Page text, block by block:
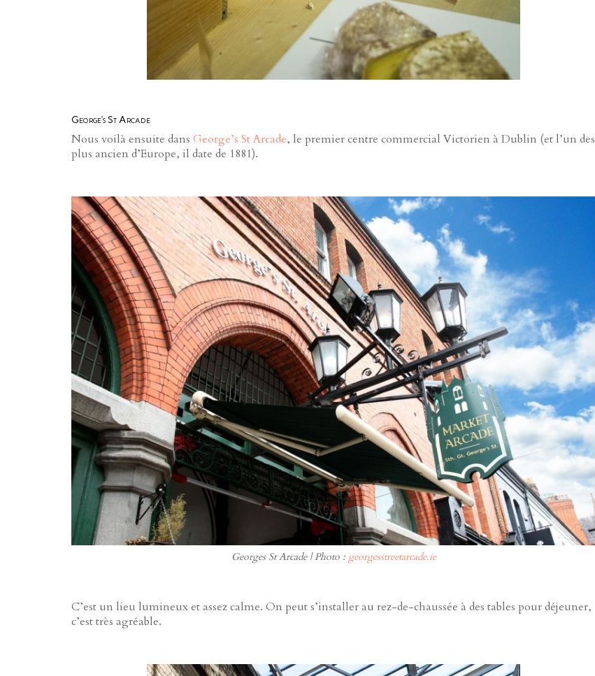
George’s St Arcade
Nous voilà ensuite dans George’s St Arcade, le premier centre commercial Victorien à Dublin (et l’un des
plus ancien d’Europe, il date de 1881).
Georges St Arcade | Photo : georgesstreetarcade.ie
C’est un lieu lumineux et assez calme. On peut s’installer au rez-de-chaussée à des tables pour déjeuner,
c’est très agréable.